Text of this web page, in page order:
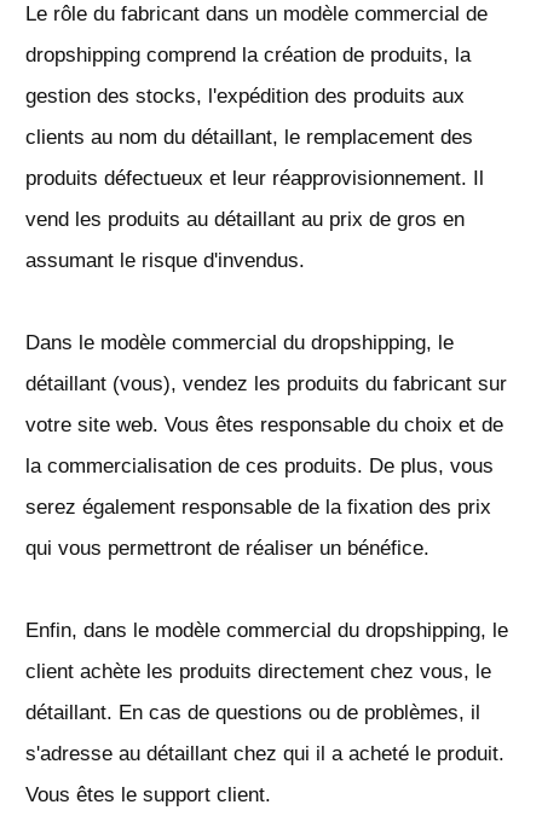
Le rôle du fabricant dans un modèle commercial de
dropshipping comprend la création de produits, la
gestion des stocks, l'expédition des produits aux
clients au nom du détaillant, le remplacement des
produits défectueux et leur réapprovisionnement. Il
vend les produits au détaillant au prix de gros en
assumant le risque d'invendus.
Dans le modèle commercial du dropshipping, le
détaillant (vous), vendez les produits du fabricant sur
votre site web. Vous êtes responsable du choix et de
la commercialisation de ces produits. De plus, vous
serez également responsable de la fixation des prix
qui vous permettront de réaliser un bénéfice.
Enfin, dans le modèle commercial du dropshipping, le
client achète les produits directement chez vous, le
détaillant. En cas de questions ou de problèmes, il
s'adresse au détaillant chez qui il a acheté le produit.
Vous êtes le support client.